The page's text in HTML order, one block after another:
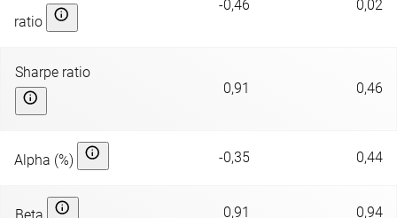
ratio
-0,46 0,02
Sharpe ratio
0,91
0,46
Alpha (%) -0,35 0,44
0,91 0,94